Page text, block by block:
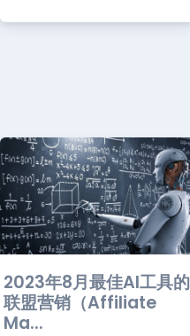
2023年8月最佳AI工具的
联盟营销（Affiliate
Ma...